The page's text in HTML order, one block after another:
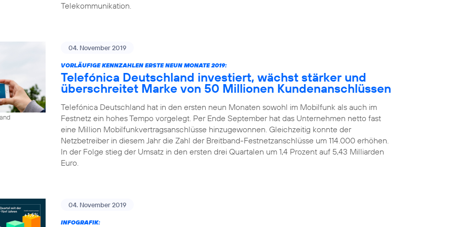
Telekommunikation.
04. November 2019
VORLÄUFIGE KENNZAHLEN ERSTE NEUN MONATE 2019:
Telefónica Deutschland investiert, wächst stärker und
überschreitet Marke von 50 Millionen Kundenanschlüssen
Telefónica Deutschland hat in den ersten neun Monaten sowohl im Mobilfunk als auch im
Festnetz ein hohes Tempo vorgelegt. Per Ende September hat das Unternehmen netto fast
eine Million Mobilfunkvertragsanschlüsse hinzugewonnen. Gleichzeitig konnte der
Netzbetreiber in diesem Jahr die Zahl der Breitband-Festnetzanschlüsse um 114.000 erhöhen.
In der Folge stieg der Umsatz in den ersten drei Quartalen um 1,4 Prozent auf 5,43 Milliarden
Euro.
04. November 2019
INFOGRAFIK: